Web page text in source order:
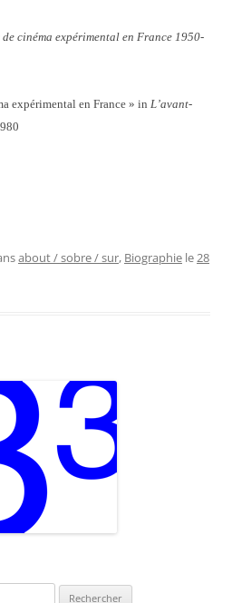
de cinéma expérimental en France 1950-
expérimental en France » in L’avant-
about / sobre / sur, Biographie le28